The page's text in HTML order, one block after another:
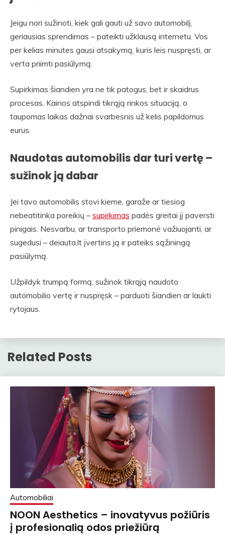
Jeigu nori sužinoti, kiek gali gauti už savo automobilį,
geriausias sprendimas – pateikti užklausą internetu. Vos
per kelias minutes gausi atsakymą, kuris leis nuspręsti, ar
verta priimti pasiūlymą.
Supirkimas šiandien yra ne tik patogus, bet ir skaidrus
procesas. Kainos atspindi tikrąją rinkos situaciją, o
taupomas laikas dažnai svarbesnis už kelis papildomus
eurus.
Naudotas automobilis dar turi vertę –
sužinok ją dabar
Jei tavo automobilis stovi kieme, garaže ar tiesiog
nebeatitinka poreikių – supirkimas padės greitai jį paversti
pinigais. Nesvarbu, ar transporto priemonė važiuojanti, ar
sugedusi – deiauta.lt įvertins ją ir pateiks sąžiningą
pasiūlymą.
Užpildyk trumpą formą, sužinok tikrąją naudoto
automobilio vertę ir nuspręsk – parduoti šiandien ar laukti
rytojaus.
Related Posts
Automobiliai
NOON Aesthetics – inovatyvus požiūris
į profesionalią odos priežiūrą